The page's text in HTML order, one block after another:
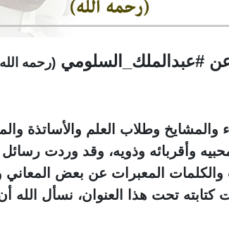
عن #عبدالملك_السلومي(رحمه
والمشايخ وطلاب العلم والأساتذة
وأقربائه وذويه، وقد وردت
المعبرات عن بعض
تحت هذا العنوان، نسأل الله